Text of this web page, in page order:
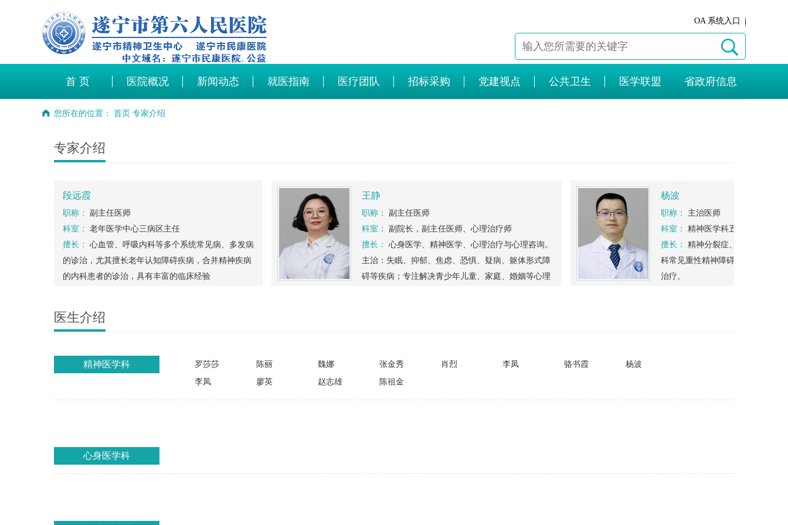
OA 系统入口
首 页 医院概况 新闻动态 就医指南 医疗团队 招标采购 党建视点 公共卫生 医学联盟 省政府信息
您所在的位置： 首页 专家介绍
专家介绍
段远霞
职称：副主任医师
科室：老年医学中心三病区主任
擅长：心血管、呼吸内科等多个系统常见病、多发病
的诊治，尤其擅长老年认知障碍疾病，合并精神疾病
的内科患者的诊治，具有丰富的临床经验
王静
职称：副主任医师
科室：副院长，副主任医师、心理治疗师
擅长：心身医学、精神医学、心理治疗与心理咨询。
主治：失眠、抑郁、焦虑、恐惧、疑病、躯体形式障
碍等疾病；专注解决青少年儿童、家庭、婚姻等心理
杨波
职称：主治医师
科室：精神医学科五病区主任
擅长：精神分裂症、心境障碍、酒
科常见重性精神障碍的诊断及治疗
治疗。
医生介绍
精神医学科 罗莎莎 陈丽 魏娜 张金秀 肖烈 李凤 骆书霞
杨波
李凤
廖英 赵志雄 陈祖金
心身医学科